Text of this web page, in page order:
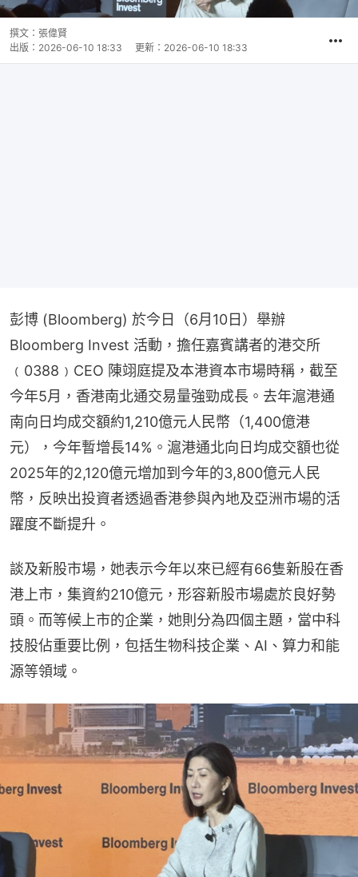
撰文： 張偉賢
出版： 2026-06-10 18:33 更新： 2026-06-10 18:33
彭博 (Bloomberg) 於今日（6月10日）舉辦
Bloomberg Invest 活動，擔任嘉賓講者的港交所
﹙0388﹚CEO 陳翊庭提及本港資本市場時稱，截至
今年5月，香港南北通交易量強勁成長。去年滬港通
南向日均成交額約1,210億元人民幣（1,400億港
元），今年暫增長14%。滬港通北向日均成交額也從
2025年的2,120億元增加到今年的3,800億元人民
幣，反映出投資者透過香港參與內地及亞洲市場的活
躍度不斷提升。
談及新股市場，她表示今年以來已經有66隻新股在香
港上市，集資約210億元，形容新股市場處於良好勢
頭。而等候上市的企業，她則分為四個主題，當中科
技股佔重要比例，包括生物科技企業、AI、算力和能
源等領域。